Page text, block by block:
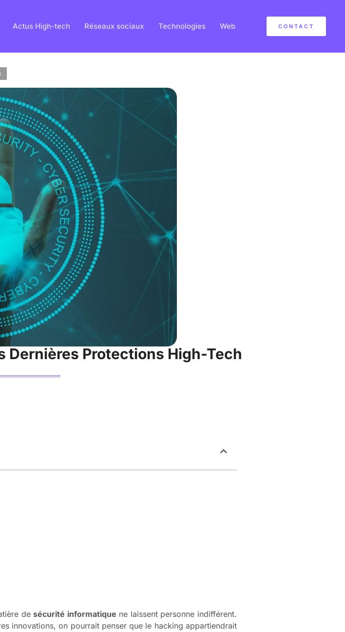
Actus High-tech Réseaux sociaux Technologies Web CONTACT
Dernières Protections High-Tech
desécurité informatique ne laissent personne indifférent.
innovations, on pourrait penser que le hacking appartiendrait